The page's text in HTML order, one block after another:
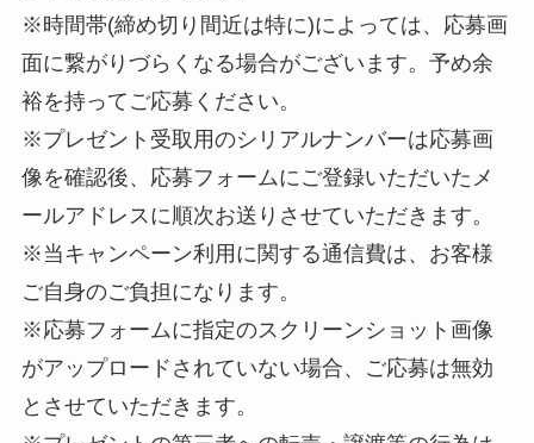
※時間帯(締め切り間近は特に)によっては、応募画
面に繋がりづらくなる場合がございます。予め余
裕を持ってご応募ください。
※プレゼント受取用のシリアルナンバーは応募画
像を確認後、応募フォームにご登録いただいたメ
ールアドレスに順次お送りさせていただきます。
※当キャンペーン利用に関する通信費は、お客様
ご自身のご負担になります。
※応募フォームに指定のスクリーンショット画像
がアップロードされていない場合、ご応募は無効
とさせていただきます。